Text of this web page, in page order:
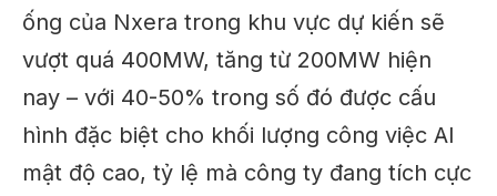
ống của Nxera trong khu vực dự kiến ​​sẽ
vượt quá 400MW, tăng từ 200MW hiện
nay – với 40-50% trong số đó được cấu
hình đặc biệt cho khối lượng công việc AI
mật độ cao, tỷ lệ mà công ty đang tích cực